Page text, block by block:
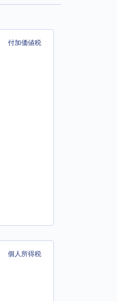
付加価値税
個人所得税